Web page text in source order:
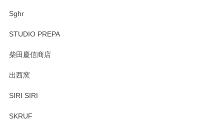
Sghr
STUDIO PREPA
柴田慶信商店
出西窯
SIRI SIRI
SKRUF